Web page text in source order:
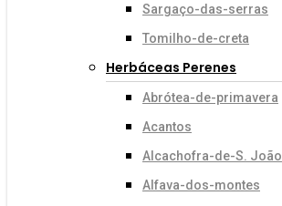
Sargaço-das-serras
Tomilho-de-creta
Herbáceas Perenes
Abrótea-de-primavera
Acantos
Alcachofra-de-S. João
Alfava-dos-montes